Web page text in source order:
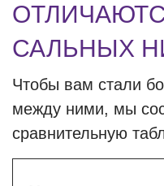
САЛЬНЫХ
Чтобы вам стали
между ними, мы
сравнительную